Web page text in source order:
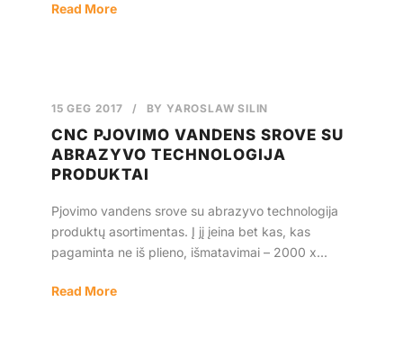
Read More
15 GEG 2017 / BYYAROSLAW SILIN
CNC PJOVIMO VANDENS SROVE SU
ABRAZYVO TECHNOLOGIJA
PRODUKTAI
Pjovimo vandens srove su abrazyvo technologija
produktų asortimentas. Į jį įeina bet kas, kas
pagaminta ne iš plieno, išmatavimai – 2000 x...
Read More